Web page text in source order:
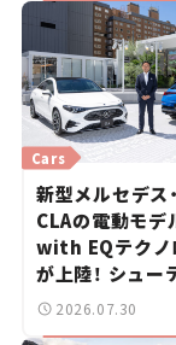
Cars
新型メルセデス
CLAの電動モデ
with EQテクノ
が上陸！ シュー
ブレークも発売
2026.07.30